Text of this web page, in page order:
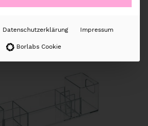
Datenschutzerklärung Impressum
Borlabs Cookie